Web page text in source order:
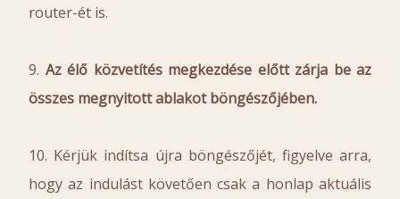
router-ét is.
9. Az élő közvetítés megkezdése előtt zárja be az
összes megnyitott ablakot böngészőjében.
10. Kérjük indítsa újra böngészőjét, figyelve arra,
hogy az indulást követően csak a honlap aktuális